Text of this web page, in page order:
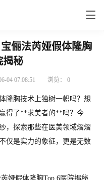
俪法芮娅假体隆胸
揭秘
04 07:08:51 浏览： 0
隆胸技术上独树一帜吗？想
得了**求美者的**吗？今
，探索那些在医美领域熠熠
仅是实力的象征，更是无数